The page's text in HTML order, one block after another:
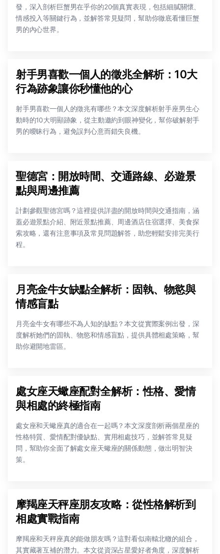
發，深入剖析巨蟹男在乎你的20個真實表現，包括細膩關懷、
情感投入等關鍵行為，並解答常見疑問，幫助你徹底看懂巨蟹
男的內心世界。
射手男喜歡一個人的徵兆全解析：10大
行為跡象讓你秒懂他的心
射手男喜歡一個人的徵兆有哪些？本文深度解析射手座男生心
動時的10大明顯跡象，從主動邀約到眼神變化，幫你破解射手
男的曖昧行為，避免誤判心意而錯失良機。
聖德宮：開放時間、交通路線、必遊景
點與周邊推薦
計劃參觀聖德宮嗎？這裡提供詳盡的開放時間與交通指南，涵
蓋必遊景點介紹、附近景點推薦、周邊酒店住宿選擇、美食探
索攻略，還有注意事項及常見問題解答，助您輕鬆安排完美行
程。
月亮金牛女缺點全解析：固執、物慾與
情感盲點
月亮金牛女有哪些不為人知的缺點？本文從實際案例出發，深
度解析她們的固執、物慾和情感盲點，提供具體相處策略，幫
助你避開地雷區。
處女座天蠍座配對全解析：性格、愛情
與相處的終極指南
處女座和天蠍座真的適合在一起嗎？本文深度剖析兩個星座的
性格特質、愛情配對優缺點、實用相處技巧，並解答常見疑
問，幫助你全面了解處女座天蠍座的關係動態，做出明智決
策。
摩羯座天秤座朋友攻略：從性格解析到
相處實戰指南
摩羯座和天秤座真的能做朋友嗎？這對看似南轅北轍的組合，
其實藏著互補的潛力。本文從資深占星愛好者角度，深度解析